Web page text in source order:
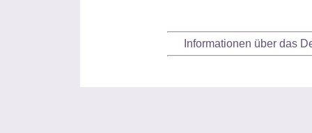
Informationen über das